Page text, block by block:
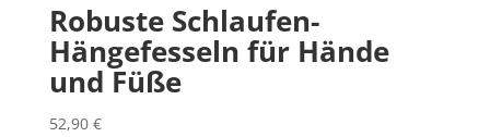
Robuste Schlaufen-
Hängefesseln für Hände
und Füße
52,90 €